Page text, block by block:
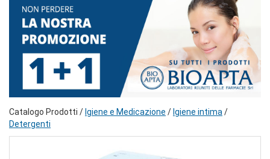
Catalogo Prodotti /Igiene e Medicazione /Igiene intima /
Detergenti